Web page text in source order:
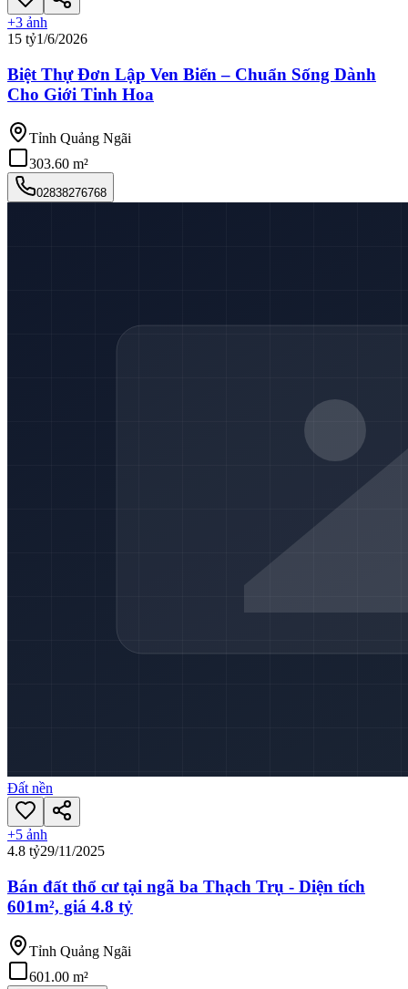
+3 ảnh
15 tỷ1/6/2026
Biệt Thự Đơn Lập Ven Biển – Chuẩn Sống Dành
Cho Giới Tinh Hoa
Tỉnh Quảng Ngãi
303.60 m²
02838276768
Đất nền
+5 ảnh
4.8 tỷ29/11/2025
Bán đất thổ cư tại ngã ba Thạch Trụ - Diện tích
601m², giá 4.8 tỷ
Tỉnh Quảng Ngãi
601.00 m²